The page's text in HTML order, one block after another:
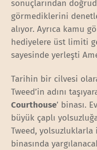
sonuçlarından
görmediklerini
alıyor. Ayrıca kamu
hediyelere üst limiti
sayesinde yerleşti
Tarihin bir cilvesi
Tweed’in adını
Courthouse’ binası.
büyük çaplı
Tweed,
binasında